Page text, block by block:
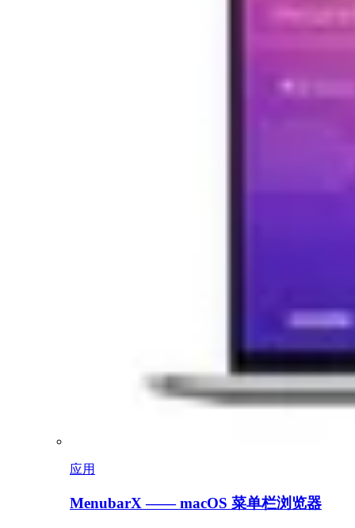
应用
MenubarX —— macOS 菜单栏浏览器